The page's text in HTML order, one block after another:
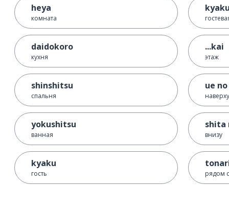
heya
комната
daidokoro
кухня
shinshitsu
спальня
yokushitsu
ванная
kyaku
гость
...kai
этаж
ue
наверху
shita
внизу
рядом с